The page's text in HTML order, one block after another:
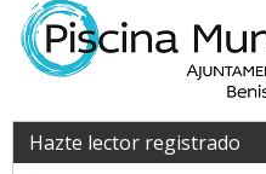
Hazte lector registrado